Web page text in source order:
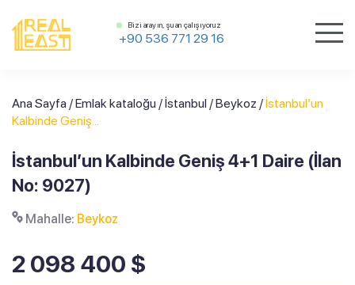
Bizi arayın, şu an çalışıyoruz
+90 536 771 29 16
Ana Sayfa /Emlak kataloğu /İstanbul /Beykoz /İstanbul’un
Kalbinde Geniş...
İstanbul’un Kalbinde Geniş 4+1 Daire (İlan
No: 9027)
Mahalle: Beykoz
2 098 400 $